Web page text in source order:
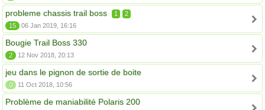
probleme chassis trail boss 1
2
15
06 Jan 2019, 16:16
Bougie Trail Boss 330
2 12 Nov 2018, 20:13
jeu dans le pignon de sortie de boite
0 11 Oct 2018, 10:56
Problème de maniabilité Polaris 200